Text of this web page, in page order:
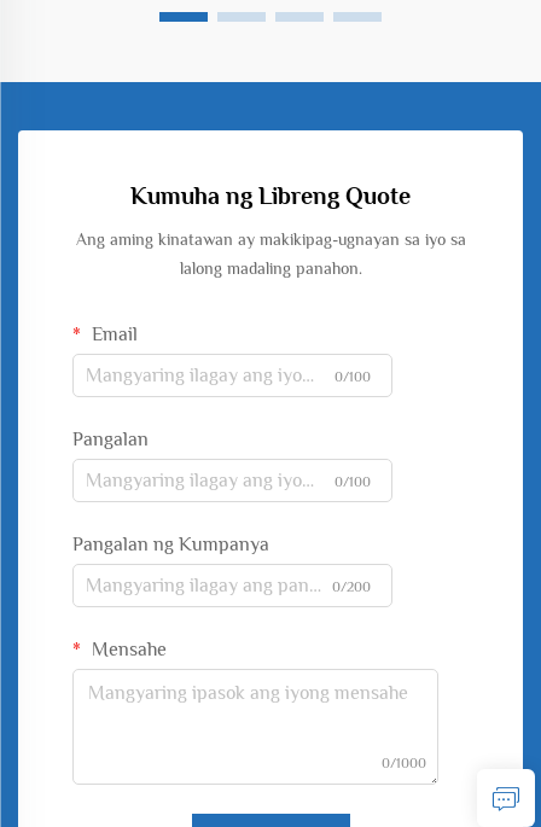
Kumuha ng Libreng Quote
Ang aming kinatawan ay makikipag-ugnayan sa iyo sa
lalong madaling panahon.
Email
0/100
Pangalan
0/100
Pangalan ng Kumpanya
0/200
Mensahe
0/1000